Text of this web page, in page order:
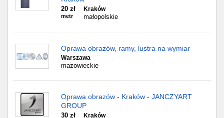
20 zł
metr
Kraków
małopolskie
Oprawa obrazów, ramy, lustra na wymiar
Warszawa
mazowieckie
Oprawa obrazów - Kraków - JANCZYART
GROUP
30 zł Kraków